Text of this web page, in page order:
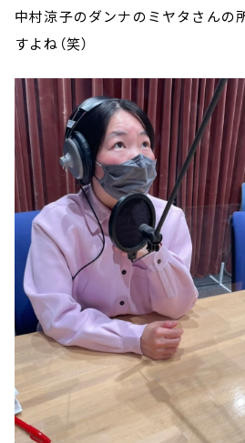
中村涼子のダンナのミヤタさんの
すよね（笑）